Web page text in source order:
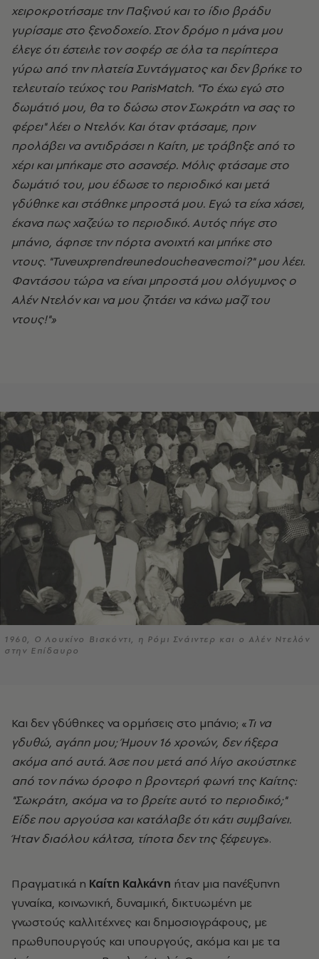
χειροκροτήσαμε την Παξινού και το ίδιο βράδυ
γυρίσαμε στο ξενοδοχείο. Στον δρόμο η μάνα μου
έλεγε ότι έστειλε τον σοφέρ σε όλα τα περίπτερα
γύρω από την πλατεία Συντάγματος και δεν βρήκε το
τελευταίο τεύχος του ParisMatch. "To έχω εγώ στο
δωμάτιό μου, θα το δώσω στον Σωκράτη να σας το
φέρει" λέει ο Ντελόν. Και όταν φτάσαμε, πριν
προλάβει να αντιδράσει η Καίτη, με τράβηξε από το
χέρι και μπήκαμε στο ασανσέρ. Μόλις φτάσαμε στο
δωμάτιό του, μου έδωσε το περιοδικό και μετά
γδύθηκε και στάθηκε μπροστά μου. Εγώ τα είχα χάσει,
έκανα πως χαζεύω το περιοδικό. Αυτός πήγε στο
μπάνιο, άφησε την πόρτα ανοιχτή και μπήκε στο
ντους. "Tuveuxprendreunedoucheavecmoi?" μου λέει.
Φαντάσου τώρα να είναι μπροστά μου ολόγυμνος ο
Αλέν Ντελόν και να μου ζητάει να κάνω μαζί του
ντους!"»
1960, Ο Λουκίνο Βισκόντι, η Ρόμι Σνάιντερ και ο Αλέν Ντελόν
στην Επίδαυρο
Και δεν γδύθηκες να ορμήσεις στο μπάνιο; «Τι να
γδυθώ, αγάπη μου; Ήμουν 16 χρονών, δεν ήξερα
ακόμα από αυτά. Άσε που μετά από λίγο ακούστηκε
από τον πάνω όροφο η βροντερή φωνή της Καίτης:
"Σωκράτη, ακόμα να το βρείτε αυτό το περιοδικό;"
Είδε που αργούσα και κατάλαβε ότι κάτι συμβαίνει.
Ήταν διαόλου κάλτσα, τίποτα δεν της ξέφευγε».
Πραγματικά η Καίτη Καλκάνη ήταν μια πανέξυπνη
γυναίκα, κοινωνική, δυναμική, δικτυωμένη με
γνωστούς καλλιτέχνες και δημοσιογράφους, με
πρωθυπουργούς και υπουργούς, ακόμα και με τα